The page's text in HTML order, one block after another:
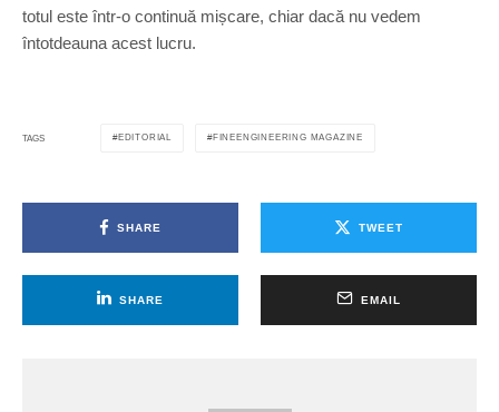
totul este într-o continuă mișcare, chiar dacă nu vedem
întotdeauna acest lucru.
TAGS EDITORIAL FINEENGINEERING MAGAZINE
SHARE TWEET
SHARE EMAIL